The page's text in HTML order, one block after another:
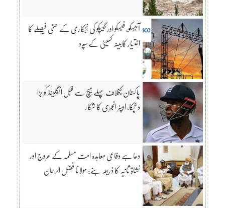
آئیسکو، فیسکو اور گیپکو کی نجکاری کے حتمی فیصلے کا
اختیار کابینہ کمیٹی کے سپرد
پاکستان کیخلاف پہلے میچ سے قبل انگلینڈ کو بڑا
دھچکا، اوپنر انجری کا شکار
دعا ہے دفاعی معاہدہ امت مسلمہ کے عروج اور
نشاۃِ ثانیہ کا ذریعہ بنے: مولانا فضل الرحمان